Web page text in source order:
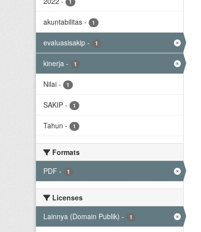
1
akuntabilitas - 1
evaluasisakip - 1
kinerja - 1
Nilai - 1
SAKIP - 1
Tahun - 1
Formats
PDF - 1
Licenses
Lainnya (Domain Publik) - 1